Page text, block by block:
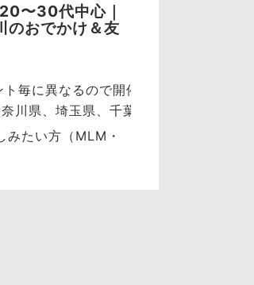
〜30代中心｜
のおでかけ＆友
毎に異なるので開催日程をご覧ください
川県、埼玉県、千葉県
みたい方（MLM・